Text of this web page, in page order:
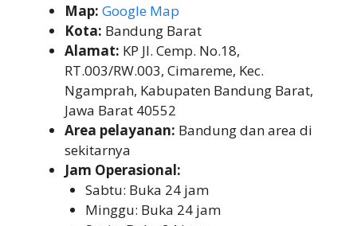
Map: Google Map
Kota: Bandung Barat
Alamat: KP Jl. Cemp. No.18,
RT.003/RW.003, Cimareme, Kec.
Ngamprah, Kabupaten Bandung Barat,
Jawa Barat 40552
Area pelayanan: Bandung dan area di
sekitarnya
Jam Operasional:
Sabtu: Buka 24 jam
Minggu: Buka 24 jam